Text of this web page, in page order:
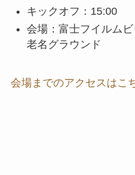
キックオフ：15:00
会場：富士フイルム
老名グラウンド
会場までのアクセスはこ